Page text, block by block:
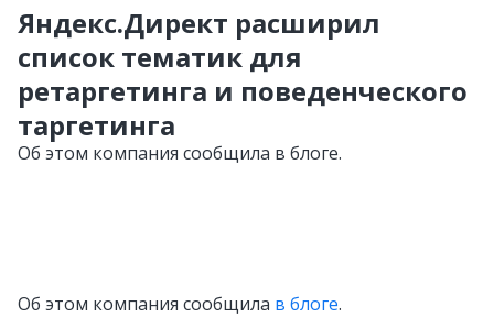
Яндекс.Директ расширил
список тематик для
ретаргетинга и поведенческого
таргетинга
Об этом компания сообщила в блоге.
Об этом компания сообщила в блоге.